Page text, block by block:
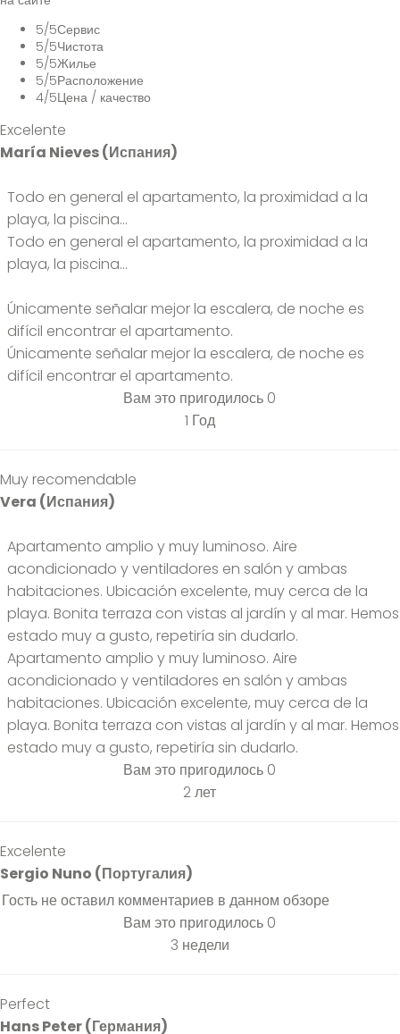
5/5Сервис
5/5Чистота
5/5Жилье
5/5Расположение
4/5Цена / качество
Excelente
María Nieves (Испания)
Todo en general el apartamento, la proximidad a la
playa, la piscina...
Todo en general el apartamento, la proximidad a la
playa, la piscina...
Únicamente señalar mejor la escalera, de noche es
difícil encontrar el apartamento.
Únicamente señalar mejor la escalera, de noche es
difícil encontrar el apartamento.
Вам это пригодилось 0
1 Год
Muy recomendable
Vera (Испания)
Apartamento amplio y muy luminoso. Aire
acondicionado y ventiladores en salón y ambas
habitaciones. Ubicación excelente, muy cerca de la
playa. Bonita terraza con vistas al jardín y al mar. Hemos
estado muy a gusto, repetiría sin dudarlo.
Apartamento amplio y muy luminoso. Aire
acondicionado y ventiladores en salón y ambas
habitaciones. Ubicación excelente, muy cerca de la
playa. Bonita terraza con vistas al jardín y al mar. Hemos
estado muy a gusto, repetiría sin dudarlo.
Вам это пригодилось 0
2 лет
Excelente
Sergio Nuno (Португалия)
Гость не оставил комментариев в данном обзоре
Вам это пригодилось 0
3 недели
Perfect
Hans Peter (Германия)